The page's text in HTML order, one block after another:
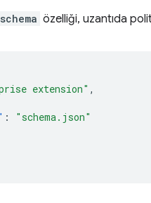
özelliği, uzantıda
extension" ,
:
"schema.json"